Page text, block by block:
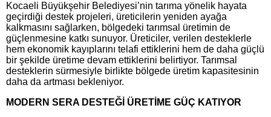
Kocaeli Büyükşehir Belediyesi’nin tarıma yönelik hayata
geçirdiği destek projeleri, üreticilerin yeniden ayağa
kalkmasını sağlarken, bölgedeki tarımsal üretimin de
güçlenmesine katkı sunuyor. Üreticiler, verilen desteklerle
hem ekonomik kayıplarını telafi ettiklerini hem de daha güçlü
bir şekilde üretime devam ettiklerini belirtiyor. Tarımsal
desteklerin sürmesiyle birlikte bölgede üretim kapasitesinin
daha da artması bekleniyor.
MODERN SERA DESTEĞİ ÜRETİME GÜÇ KATIYOR